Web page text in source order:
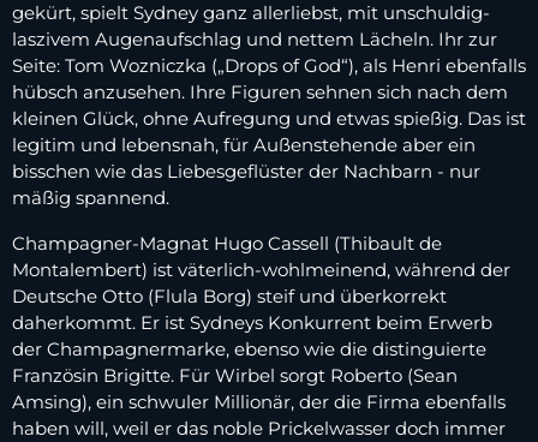
gekürt, spielt Sydney ganz allerliebst, mit unschuldig-
laszivem Augenaufschlag und nettem Lächeln. Ihr zur
Seite: Tom Wozniczka („Drops of God“), als Henri ebenfalls
hübsch anzusehen. Ihre Figuren sehnen sich nach dem
kleinen Glück, ohne Aufregung und etwas spießig. Das ist
legitim und lebensnah, für Außenstehende aber ein
bisschen wie das Liebesgeflüster der Nachbarn - nur
mäßig spannend.
Champagner-Magnat Hugo Cassell (Thibault de
Montalembert) ist väterlich-wohlmeinend, während der
Deutsche Otto (Flula Borg) steif und überkorrekt
daherkommt. Er ist Sydneys Konkurrent beim Erwerb
der Champagnermarke, ebenso wie die distinguierte
Französin Brigitte. Für Wirbel sorgt Roberto (Sean
Amsing), ein schwuler Millionär, der die Firma ebenfalls
haben will, weil er das noble Prickelwasser doch immer